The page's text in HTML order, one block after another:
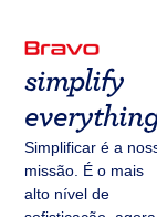
simplify
Simplificar é a
missão. É o mais
alto nível de